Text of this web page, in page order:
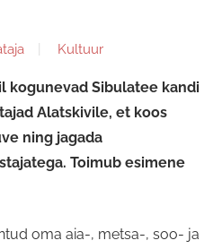
Kultuur
kogunevad Sibulatee kandi
Alatskivile, et koos
ning jagada
Toimub esimene
oma aia-, metsa-, soo- ja